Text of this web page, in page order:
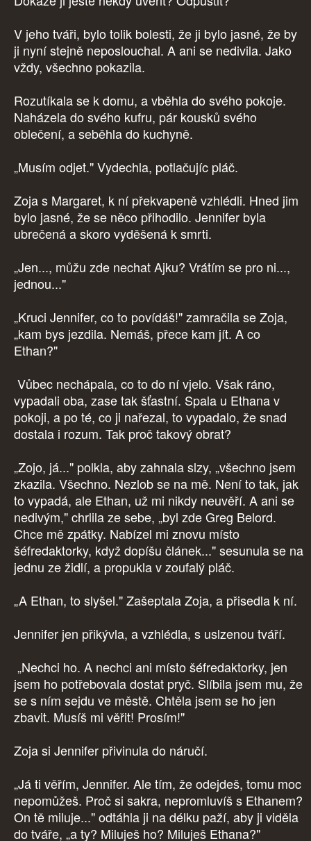
V jeho tváři, bylo tolik bolesti, že ji bylo jasné, že by
ji nyní stejně neposlouchal. A ani se nedivila. Jako
vždy, všechno pokazila.
Rozutíkala se k domu, a vběhla do svého pokoje.
Naházela do svého kufru, pár kousků svého
oblečení, a seběhla do kuchyně.
„Musím odjet." Vydechla, potlačujíc pláč.
Zoja s Margaret, k ní překvapeně vzhlédli. Hned jim
bylo jasné, že se něco přihodilo. Jennifer byla
ubrečená a skoro vyděšená k smrti.
„Jen..., můžu zde nechat Ajku? Vrátím se pro ni...,
jednou..."
„Kruci Jennifer, co to povídáš!" zamračila se Zoja,
„kam bys jezdila. Nemáš, přece kam jít. A co
Ethan?"
Vůbec nechápala, co to do ní vjelo. Však ráno,
vypadali oba, zase tak šťastní. Spala u Ethana v
pokoji, a po té, co ji nařezal, to vypadalo, že snad
dostala i rozum. Tak proč takový obrat?
„Zojo, já..." polkla, aby zahnala slzy, „všechno jsem
zkazila. Všechno. Nezlob se na mě. Není to tak, jak
to vypadá, ale Ethan, už mi nikdy neuvěří. A ani se
nedivým," chrlila ze sebe, „byl zde Greg Belord.
Chce mě zpátky. Nabízel mi znovu místo
šéfredaktorky, když dopíšu článek..." sesunula se na
jednu ze židlí, a propukla v zoufalý pláč.
„A Ethan, to slyšel." Zašeptala Zoja, a přisedla k ní.
Jennifer jen přikývla, a vzhlédla, s uslzenou tváří.
„Nechci ho. A nechci ani místo šéfredaktorky, jen
jsem ho potřebovala dostat pryč. Slíbila jsem mu, že
se s ním sejdu ve městě. Chtěla jsem se ho jen
zbavit. Musíš mi věřit! Prosím!"
Zoja si Jennifer přivinula do náručí.
„Já ti věřím, Jennifer. Ale tím, že odejdeš, tomu moc
nepomůžeš. Proč si sakra, nepromluvíš s Ethanem?
On tě miluje..." odtáhla ji na délku paží, aby ji viděla
do tváře, „a ty? Miluješ ho? Miluješ Ethana?"